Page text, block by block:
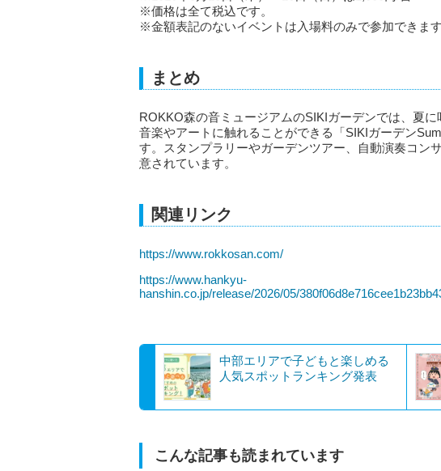
※価格は全て税込です。
※金額表記のないイベントは入場料のみで参加できます
まとめ
ROKKO森の音ミュージアムのSIKIガーデンでは、夏に
音楽やアートに触れることができる「SIKIガーデン
す。スタンプラリーやガーデンツアー、自動演奏コン
意されています。
関連リンク
https://www.rokkosan.com/
https://www.hankyu-
hanshin.co.jp/release/2026/05/
中部エリアで子どもと楽しめる
人気スポットランキング発表
こんな記事も読まれています